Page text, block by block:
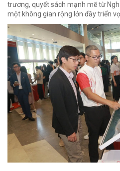
trương, quyết sách mạnh mẽ từ
một không gian rộng lớn đầy triển